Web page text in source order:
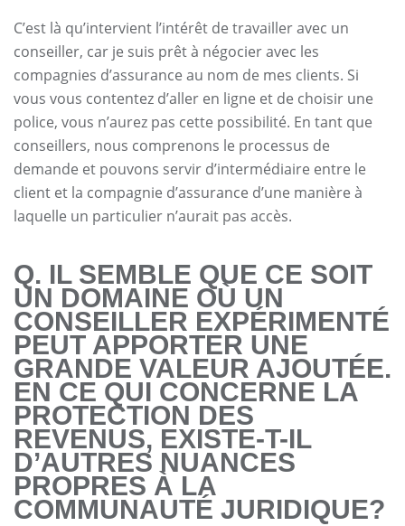
C’est là qu’intervient l’intérêt de travailler avec un
conseiller, car je suis prêt à négocier avec les
compagnies d’assurance au nom de mes clients. Si
vous vous contentez d’aller en ligne et de choisir une
police, vous n’aurez pas cette possibilité. En tant que
conseillers, nous comprenons le processus de
demande et pouvons servir d’intermédiaire entre le
client et la compagnie d’assurance d’une manière à
laquelle un particulier n’aurait pas accès.
Q. IL SEMBLE QUE CE SOIT
UN DOMAINE OÙ UN
CONSEILLER EXPÉRIMENTÉ
PEUT APPORTER UNE
GRANDE VALEUR AJOUTÉE.
EN CE QUI CONCERNE LA
PROTECTION DES
REVENUS, EXISTE-T-IL
D’AUTRES NUANCES
PROPRES À LA
COMMUNAUTÉ JURIDIQUE?